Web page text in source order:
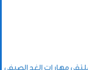
مهارات الغد الصيفي